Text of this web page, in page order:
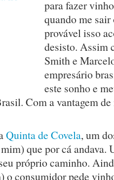
para fazer
quando me
provável isso
desisto. Assim
Smith e
empresário
este sonho e
Com a vantagem
Quinta de Covela, um
que por cá andava.
próprio caminho.
o consumidor pede